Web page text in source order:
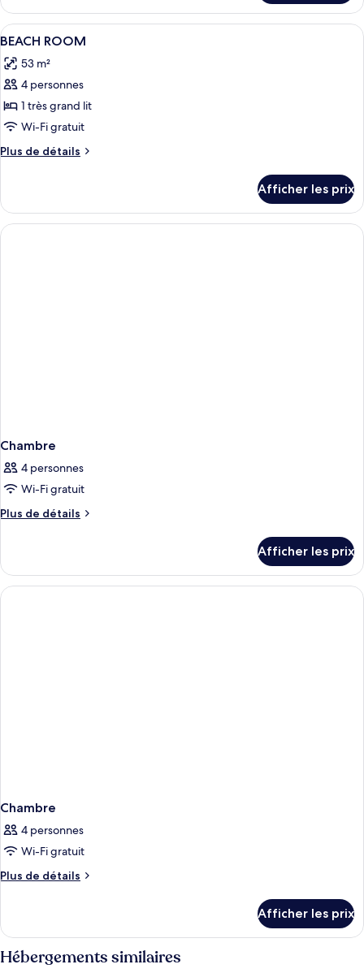
Sea
Premier
Afficher
toutes
les
photos
pour
ce
type
de
BEACH
ROOM
Coffre-fort, rideaux
5
BEACH ROOM
53 m²
4 personnes
1 très grand lit
Wi-Fi gratuit
Plus de détails
Plus
BEACH
ROOM
Afficher les prix
Chambre
4 personnes
Wi-Fi gratuit
Plus de détails
Plus
Chambre
Afficher les prix
Chambre
4 personnes
Wi-Fi gratuit
Plus de détails
Plus
Chambre
Afficher les prix
Hébergements similaires